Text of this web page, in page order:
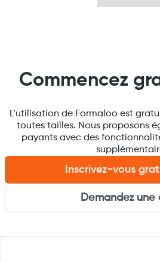
Commencez
L'utilisation de Formaloo est
toutes tailles. Nous proposons
payants avec des
Inscrivez-vous
Demandez une